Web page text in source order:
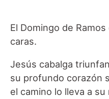
El Domingo de
caras.
Jesús cabalga
su profundo corazón
el camino lo lleva a